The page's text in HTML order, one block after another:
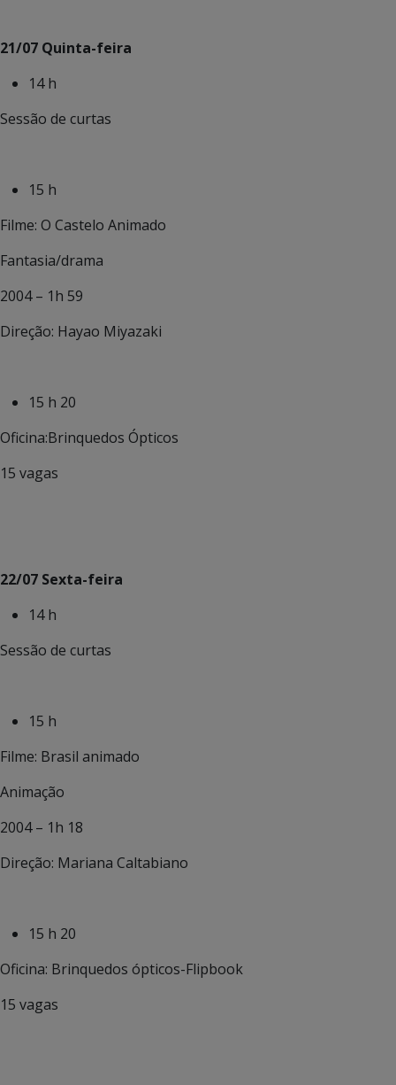
21/07 Quinta-feira
14 h
Sessão de curtas
15 h
Filme: O Castelo Animado
Fantasia/drama
2004 – 1h 59
Direção: Hayao Miyazaki
15 h 20
Oficina:Brinquedos Ópticos
15 vagas
22/07 Sexta-feira
14 h
Sessão de curtas
15 h
Filme: Brasil animado
Animação
2004 – 1h 18
Direção: Mariana Caltabiano
15 h 20
Oficina: Brinquedos ópticos-Flipbook
15 vagas